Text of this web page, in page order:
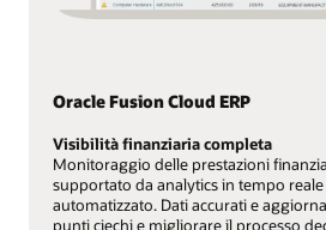
Oracle Fusion Cloud ERP
Visibilità finanziaria completa
Monitoraggio delle prestazioni
supportato da analytics in tempo
automatizzato. Dati accurati e
punti ciechi e migliorare il processo